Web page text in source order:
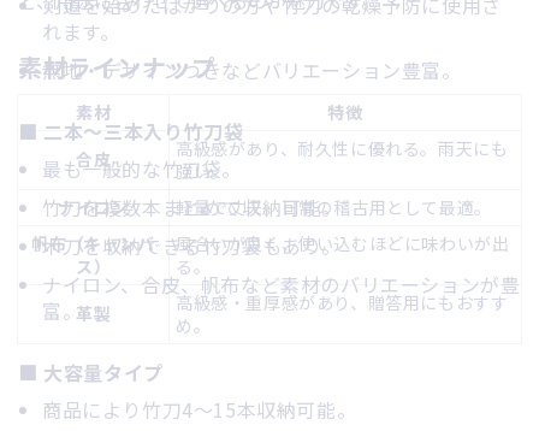
れます。
無地・デザインつきなどバリエーション豊富。
■ 二本〜三本入り竹刀袋
最も一般的な竹刀袋。
竹刀を複数本まとめて収納可能。
木刀を収納できる竹刀袋もあり。
ナイロン、合皮、帆布など素材のバリエーションが豊
富。
■ 大容量タイプ
商品により竹刀4〜15本収納可能。
素材ラインナップ
素材
特徴
合皮
高級感があり、耐久性に優れる。雨天にも
強い。
ナイロン
軽量で丈夫。日常の稽古用として最適。
帆布（キャンバ
ス）
風合いが良く、使い込むほどに味わいが出
る。
革製
高級感・重厚感があり、贈答用にもおすす
め。